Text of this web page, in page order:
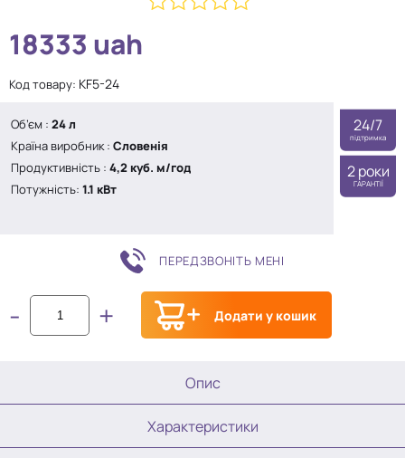
18333 uah
Код товару: KF5-24
Об’єм : 24 л
Країна виробник: Словенія
Продуктивність : 4,2 куб. м/год
Потужність: 1.1 кВт
ПЕРЕДЗВОНІТЬ МЕНІ
- + Додати у кошик
24/7
підтримка
2 роки
ГАРАНТІЇ
Опис
Характеристики